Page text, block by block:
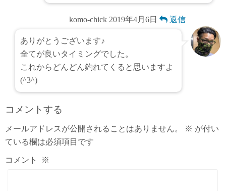
komo-chick 2019年4月6日 返信
ありがとうございます♪
全てが良いタイミングでした。
これからどんどん釣れてくると思いますよ
(^3^)
コメントする
メールアドレスが公開されることはありません。 ※ が付い
ている欄は必須項目です
コメント ※